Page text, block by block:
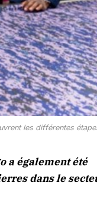
les différentes
a également été
dans le